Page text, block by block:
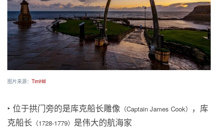
图片来源： TimHill
‣ 位于拱门旁的是库克船长雕像 （Captain James Cook）
，库
克船长 （1728-1779） 是伟大的航海家